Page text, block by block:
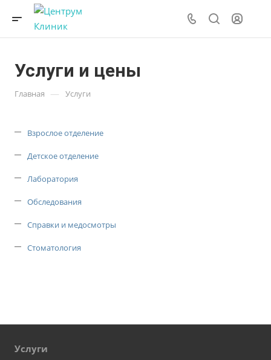
Услуги и цены
Главная — Услуги
Взрослое отделение
Детское отделение
Лаборатория
Обследования
Справки и медосмотры
Стоматология
Услуги